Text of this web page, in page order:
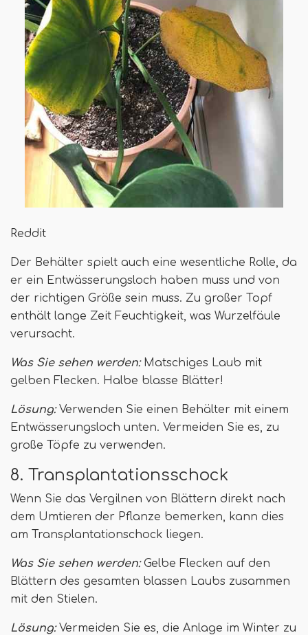
Reddit
Der Behälter spielt auch eine wesentliche Rolle, da
er ein Entwässerungsloch haben muss und von
der richtigen Größe sein muss. Zu großer Topf
enthält lange Zeit Feuchtigkeit, was Wurzelfäule
verursacht.
Was Sie sehen werden: Matschiges Laub mit
gelben Flecken. Halbe blasse Blätter!
Lösung:Verwenden Sie einen Behälter mit einem
Entwässerungsloch unten. Vermeiden Sie es, zu
große Töpfe zu verwenden.
8. Transplantationsschock
Wenn Sie das Vergilnen von Blättern direkt nach
dem Umtieren der Pflanze bemerken, kann dies
am Transplantationschock liegen.
Was Sie sehen werden:Gelbe Flecken auf den
Blättern des gesamten blassen Laubs zusammen
mit den Stielen.
Lösung:Vermeiden Sie es, die Anlage im Winter zu